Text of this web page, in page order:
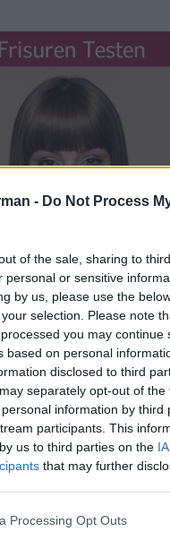
- Do Not Process
of the sale, sharing to
personal or sensitive
by us, please use the
selection. Please note
you may continue
based on personal
disclosed to third
separately opt-out of the
information by third
participants. This
us to third parties on the
that may further
Processing Opt Outs